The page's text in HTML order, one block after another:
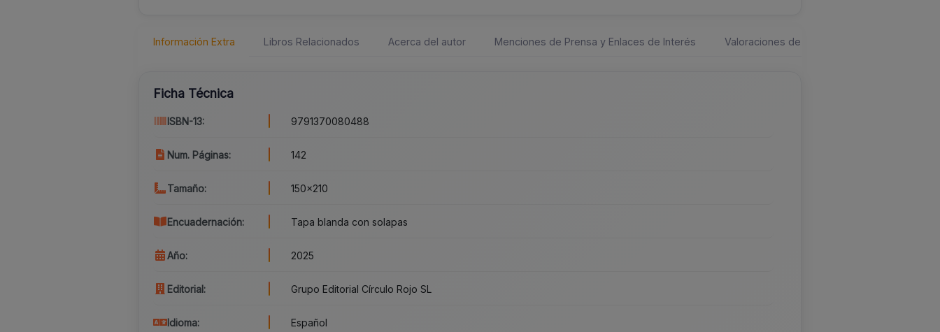
Información Extra Libros Relacionados Acerca del autor Menciones de Prensa y Enlaces de Interés Valoraciones de los usuarios
Ficha Técnica
ISBN-13: 9791370080488
Num. Páginas: 142
Tamaño: 150x210
Encuadernación: Tapa blanda con solapas
Año: 2025
Editorial: Grupo Editorial Círculo Rojo SL
Idioma: Español